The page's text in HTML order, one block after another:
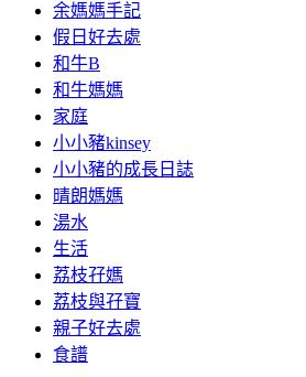
余媽媽手記
假日好去處
和牛B
和牛媽媽
家庭
小小豬kinsey
小小豬的成長日誌
晴朗媽媽
湯水
生活
荔枝孖媽
荔枝與孖寶
親子好去處
食譜